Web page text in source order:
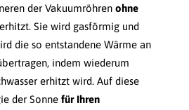
der Vakuumröhren ohne
Sie wird gasförmig und
die so entstandene Wärme an
indem wiederum
erhitzt wird. Auf diese
der Sonne für Ihren